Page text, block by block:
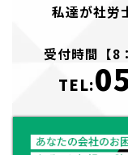
私達が社労
受付時間【8
TEL: